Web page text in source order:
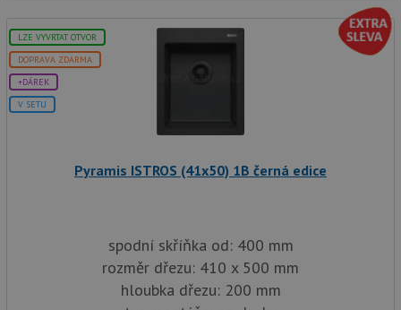
LZE VYVRTAT OTVOR
DOPRAVA ZDARMA
+DÁREK
V SETU
Pyramis ISTROS (41x50) 1B černá edice
spodní skříňka od: 400 mm
rozměr dřezu: 410 x 500 mm
hloubka dřezu: 200 mm